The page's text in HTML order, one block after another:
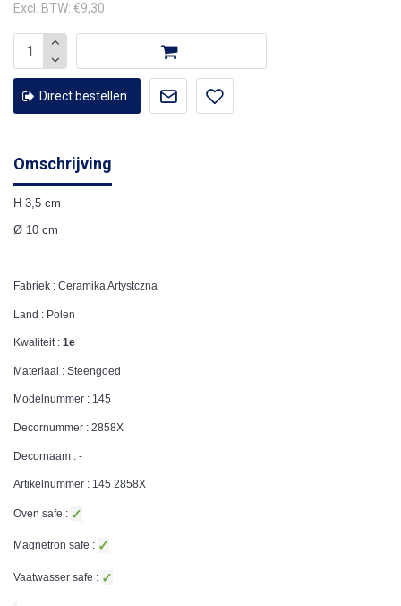
Excl. BTW: €9,30
Direct bestellen
Omschrijving
H 3,5 cm
Ø 10 cm
Fabriek : Ceramika Artystczna
Land : Polen
Kwaliteit : 1e
Materiaal : Steengoed
Modelnummer : 145
Decornummer : 2858X
Decornaam : -
Artikelnummer : 145 2858X
Oven safe : ✓
Magnetron safe : ✓
Vaatwasser safe : ✓